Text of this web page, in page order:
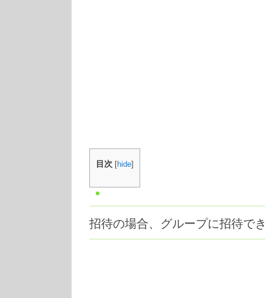
目次 [hide]
招待の場合、グループに招待で